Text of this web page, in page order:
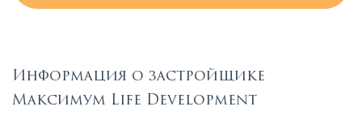
Информация о застройщике
Максимум Life Development